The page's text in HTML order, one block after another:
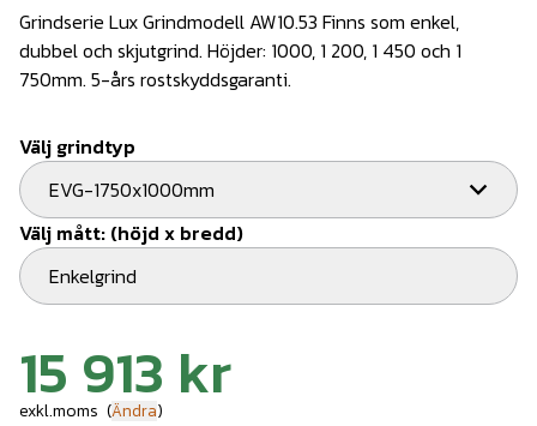
Grindserie Lux Grindmodell AW10.53 Finns som enkel,
dubbel och skjutgrind. Höjder: 1000, 1 200, 1 450 och 1
750mm. 5-års rostskyddsgaranti.
Välj grindtyp
EVG-1750x1000mm
Välj mått: (höjd x bredd)
Enkelgrind
15 913 kr
exkl.moms (Ändra)